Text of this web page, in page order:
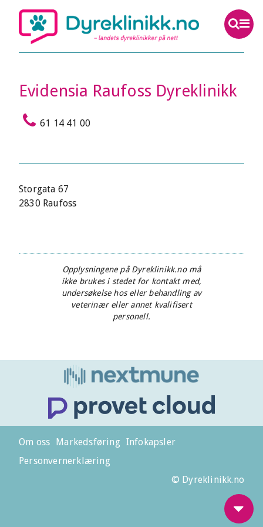
Evidensia Raufoss Dyreklinikk
61 14 41 00
Storgata 67
2830 Raufoss
Opplysningene på Dyreklinikk.no må
ikke brukes i stedet for kontakt med,
undersøkelse hos eller behandling av
veterinær eller annet kvalifisert
personell.
Om oss Markedsføring Infokapsler
Personvernerklæring
© Dyreklinikk.no